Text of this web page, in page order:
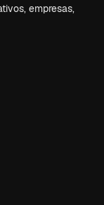
empresas,